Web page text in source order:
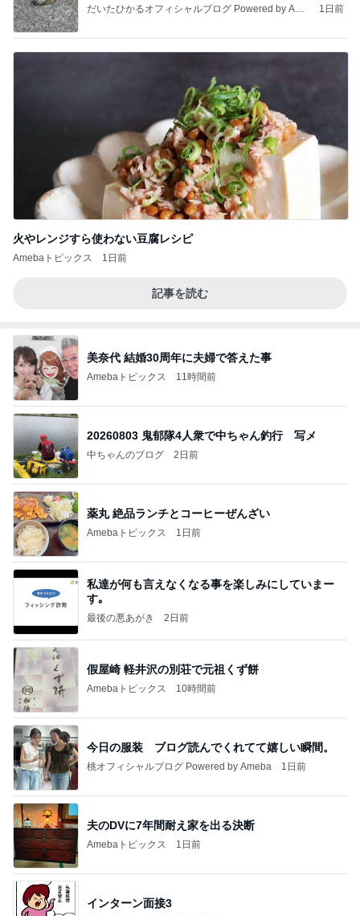
だいたひかるオフィシャルブログ Powered by Ame
1日前
火やレンジすら使わない豆腐レシピ
Amebaトピックス 1日前
記事を読む
美奈代 結婚30周年に夫婦で答えた事
Amebaトピックス 11時間前
20260803 鬼郁隊4人衆で中ちゃん釣行 写メ
中ちゃんのブログ 2日前
薬丸 絶品ランチとコーヒーぜんざい
Amebaトピックス 1日前
私達が何も言えなくなる事を楽しみにしていまー
す｡
最後の悪あがき 2日前
假屋崎 軽井沢の別荘で元祖くず餅
Amebaトピックス 10時間前
今日の服装 ブログ読んでくれてて嬉しい瞬間。
桃オフィシャルブログ Powered by Ameba 1日前
夫のDVに7年間耐え家を出る決断
Amebaトピックス 1日前
インターン面接3